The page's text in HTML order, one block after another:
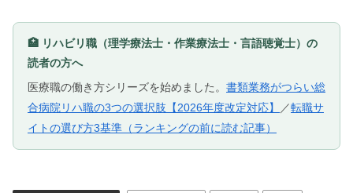
🏥 リハビリ職（理学療法士・作業療法士・言語聴覚士）の
読者の方へ
医療職の働き方シリーズを始めました。 書類業務がつらい総
合病院リハ職の3つの選択肢【2026年度改定対応】
／転職サ
イトの選び方3基準（ランキングの前に読む記事）